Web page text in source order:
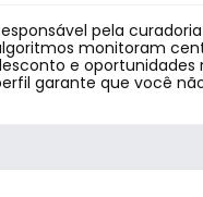
pela
monitoram
e oportunidades
garante que você